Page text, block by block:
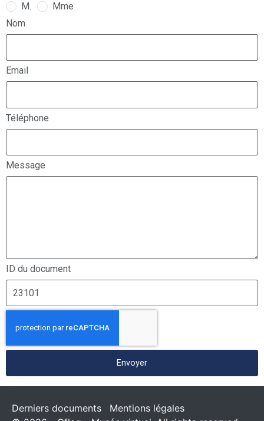
M.
Mme
Nom
Email
Téléphone
Message
ID du document
Envoyer
Derniers documents
Mentions légales